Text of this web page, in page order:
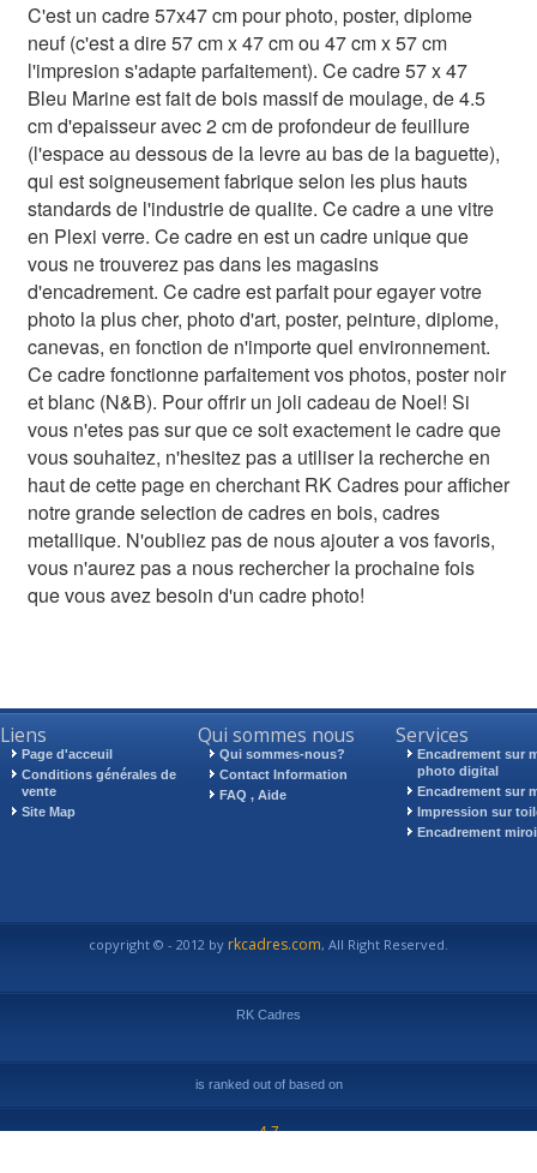
C'est un cadre 57x47 cm pour photo, poster, diplome
neuf (c'est a dire 57 cm x 47 cm ou 47 cm x 57 cm
l'impresion s'adapte parfaitement). Ce cadre 57 x 47
Bleu Marine est fait de bois massif de moulage, de 4.5
cm d'epaisseur avec 2 cm de profondeur de feuillure
(l'espace au dessous de la levre au bas de la baguette),
qui est soigneusement fabrique selon les plus hauts
standards de l'industrie de qualite. Ce cadre a une vitre
en Plexi verre. Ce cadre en est un cadre unique que
vous ne trouverez pas dans les magasins
d'encadrement. Ce cadre est parfait pour egayer votre
photo la plus cher, photo d'art, poster, peinture, diplome,
canevas, en fonction de n'importe quel environnement.
Ce cadre fonctionne parfaitement vos photos, poster noir
et blanc (N&B). Pour offrir un joli cadeau de Noel! Si
vous n'etes pas sur que ce soit exactement le cadre que
vous souhaitez, n'hesitez pas a utiliser la recherche en
haut de cette page en cherchant RK Cadres pour afficher
notre grande selection de cadres en bois, cadres
metallique. N'oubliez pas de nous ajouter a vos favoris,
vous n'aurez pas a nous rechercher la prochaine fois
que vous avez besoin d'un cadre photo!
Liens
Page d'acceuil
Conditions générales de
vente
Site Map
Qui sommes nous
Qui sommes-nous?
Contact Information
FAQ , Aide
Services
Encadrement sur
photo digital
Encadrement sur
Impression sur
Encadrement
copyright © - 2012 by rkcadres.com, All Right Reserved.
RK Cadres
is ranked
4.7
out of based on